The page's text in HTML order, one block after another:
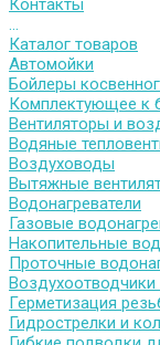
Контакты
...
Каталог товаров
Автомойки
Бойлеры
Комплектующее к
Вентиляторы и
Водяные
Воздуховоды
Вытяжные
Водонагреватели
Газовые
Накопительные
Проточные
Герметизация
Гидрострелки и